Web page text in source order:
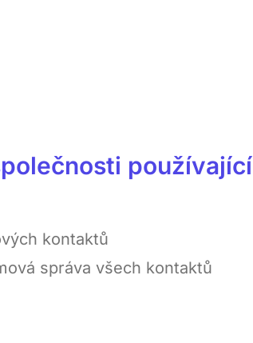
používající
kontaktů
správa všech kontaktů